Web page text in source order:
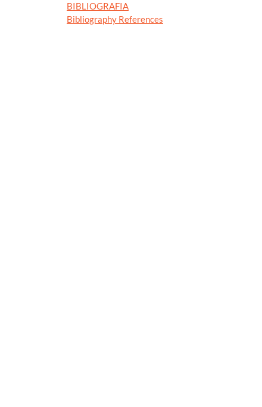
BIBLIOGRAFIA
Bibliography References